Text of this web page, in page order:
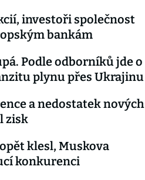
investoři společnost
bankám
Podle odborníků jde o
plynu přes Ukrajinu
a nedostatek nových
zisk
klesl, Muskova
konkurenci